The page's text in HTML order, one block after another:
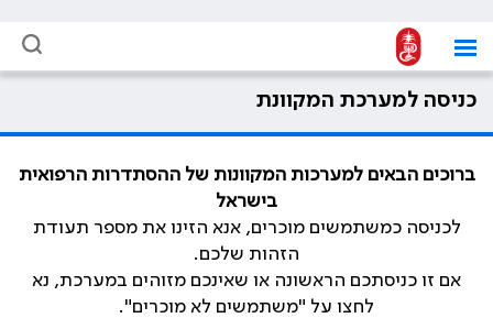
כניסה למערכת המקוונת
ברוכים הבאים למערכות המקוונות של ההסתדרות הרפואית
בישראל
לכניסה כמשתמשים מוכרים, אנא הזינו את מספר תעודת
הזהות שלכם.
אם זו כניסתכם הראשונה או שאינכם מזוהים במערכת, נא
לחצו על "משתמשים לא מוכרים".